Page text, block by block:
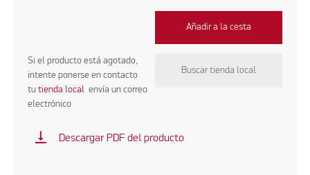
Añadir a la cesta
Si el producto está agotado,
intente ponerse en contacto
tutienda localenvía un correo
electrónico
Buscar tienda local
vertical_align_bottom Descargar PDF del producto